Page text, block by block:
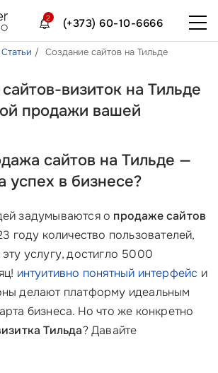
(+373) 60-10-6666
2
Создание сайтов на Тильде
визиток на Тильде
продажи вашей
сайтов на Тильде —
успех в бизнесе?
задумываются о продаже сайтов
году количество пользователей,
услугу, достигло 5000
интуитивно понятный интерфейс и
делают платформу идеальным
бизнеса. Но что же конкретно
Тильда? Давайте